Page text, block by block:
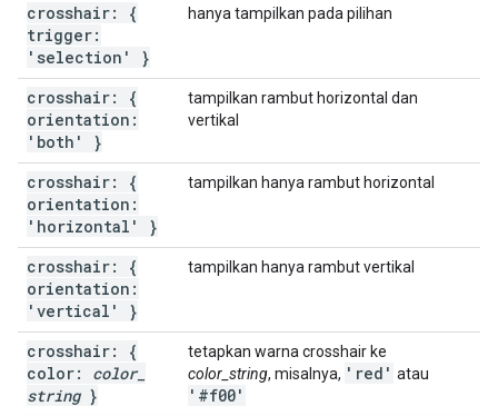
crosshair: {
trigger:
'selection' }
hanya tampilkan pada pilihan
crosshair: {
orientation:
'both' }
tampilkan rambut horizontal dan
vertikal
crosshair: {
orientation:
'horizontal' }
tampilkan hanya rambut horizontal
crosshair: {
orientation:
'vertical' }
tampilkan hanya rambut vertikal
crosshair: {
color: color_
string}
tetapkan warna crosshair ke
color_string, misalnya, 'red' atau
'#f00'